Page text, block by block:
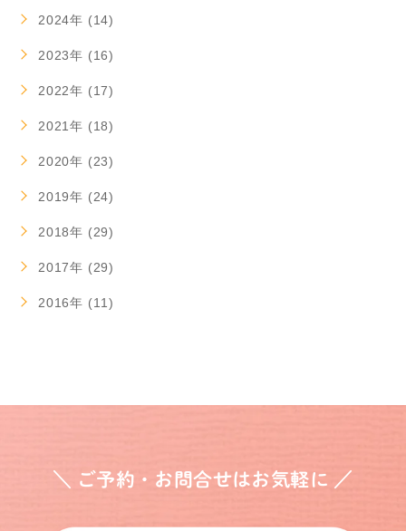
2024年 (14)
2023年 (16)
2022年 (17)
2021年 (18)
2020年 (23)
2019年 (24)
2018年 (29)
2017年 (29)
2016年 (11)
＼ ご予約・お問合せはお気軽に ／